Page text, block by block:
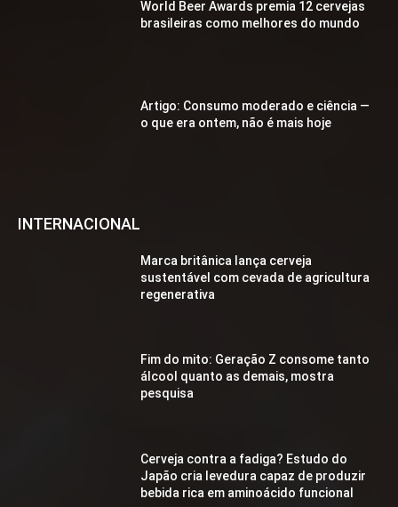
World Beer Awards premia 12 cervejas
brasileiras como melhores do mundo
Artigo: Consumo moderado e ciência —
o que era ontem, não é mais hoje
INTERNACIONAL
Marca britânica lança cerveja
sustentável com cevada de agricultura
regenerativa
Fim do mito: Geração Z consome tanto
álcool quanto as demais, mostra
pesquisa
Cerveja contra a fadiga? Estudo do
Japão cria levedura capaz de produzir
bebida rica em aminoácido funcional